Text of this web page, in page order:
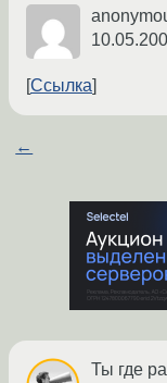
Ссылка
←
Ты где